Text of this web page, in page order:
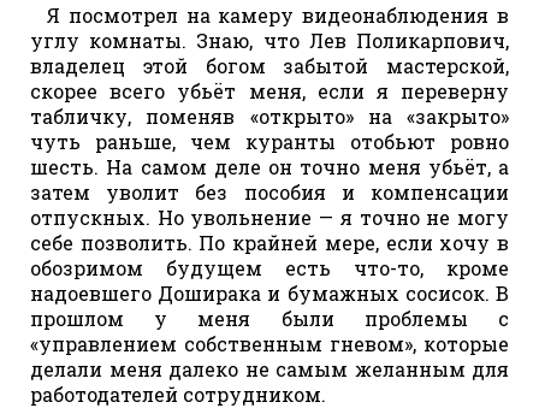
Я посмотрел на камеру видеонаблюдения в
углу комнаты. Знаю, что Лев Поликарпович,
владелец этой богом забытой мастерской,
скорее всего убьёт меня, если я переверну
табличку, поменяв «открыто» на «закрыто»
чуть раньше, чем куранты отобьют ровно
шесть. На самом деле он точно меня убьёт, а
затем уволит без пособия и компенсации
отпускных. Но увольнение — я точно не могу
себе позволить. По крайней мере, если хочу в
обозримом будущем есть что-то, кроме
надоевшего Доширака и бумажных сосисок. В
прошлом у меня были проблемы с
«управлением собственным гневом», которые
делали меня далеко не самым желанным для
работодателей сотрудником.